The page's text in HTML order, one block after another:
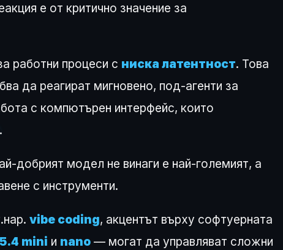
е от критично значение за
работни процеси с ниска латентност. Това
да реагират мигновено, под-агенти за
с компютърен интерфейс, които
.
добрият модел не винаги е най-големият, а
с инструменти.
vibe coding, акцентът върху софтуерната
mini и nano — могат да управляват сложни